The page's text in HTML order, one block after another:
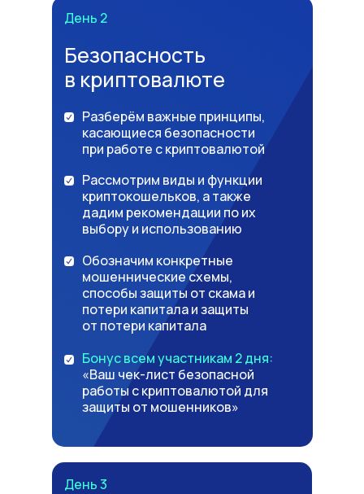
День 2
Безопасность
в криптовалюте
Разберём важные принципы,
касающиеся безопасности
при работе с криптовалютой
Рассмотрим виды и функции
криптокошельков, а также
дадим рекомендации по их
выбору и использованию
Обозначим конкретные
мошеннические схемы,
способы защиты от скама и
потери капитала и защиты
от потери капитала
Бонус всем участникам 2 дня:
«Ваш чек-лист безопасной
работы с криптовалютой для
защиты от мошенников»
День 3